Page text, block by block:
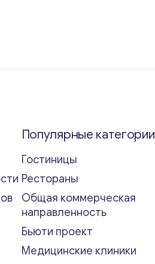
Популярные категории
Гостиницы
Рестораны
Общая коммерческая
направленность
Бьюти проект
Медицинские клиники